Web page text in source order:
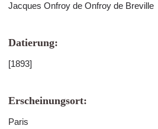
Jacques Onfroy de Onfroy de Breville
Datierung:
[1893]
Erscheinungsort:
Paris